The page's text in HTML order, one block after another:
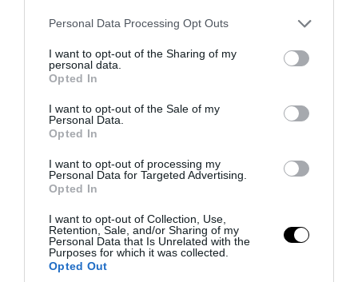
Please note that this website/app uses one or more Google
not limited to your visit or usage behaviour. You may click to
grant or deny consent to Google and its third-party tags to
use your data for below specified purposes in below Google
consent section.
Personal Data Processing Opt Outs
I want to opt-out of the Sharing of my
personal data.
Opted In
I want to opt-out of the Sale of my
Personal Data.
Opted In
I want to opt-out of processing my
Personal Data for Targeted Advertising.
Opted In
I want to opt-out of Collection, Use,
Retention, Sale, and/or Sharing of my
Personal Data that Is Unrelated with the
Purposes for which it was collected.
Opted Out
Το 75% του παγκόσμιου πληθυσμού
στηρίζει την Ρωσία κι ας μην φαίνεται
αυτό άμεσα σε ψήφους στον ΟΗΕ. Οι ΗΠΑ
προς το παρών διαθέτουν την